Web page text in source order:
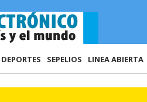
DEPORTES SEPELIOS LINEA ABIERTA